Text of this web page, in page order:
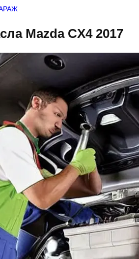
Mazda CX4 2017